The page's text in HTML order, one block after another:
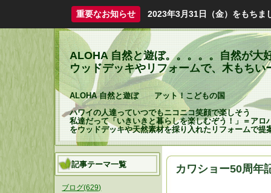
重要なお知らせ 2023年3月31日（金）をもちま
ALOHA 自然と遊ぼ。。。。。自然が大
ウッドデッキやリフォームで、木もち
ALOHA 自然と遊ぼ アット！こどもの国
ハワイの人達っていつでもニコニコ笑顔で楽しそう
私達だって「いきいきと暮らしを楽しむぞう！」＝アロ
をウッドデッキや天然素材を採り入れたリフォームで提
カワショー50周年
記事テーマ一覧
ブログ(629)